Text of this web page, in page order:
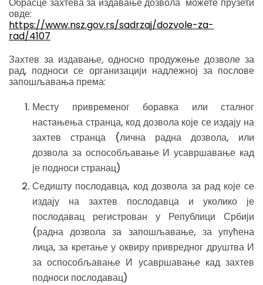
овде:
https://www.nsz.gov.rs/sadrzaj/dozvole-za-
rad/4107
Захтев за издавање, односно продужење дозволе за
рад, подноси се организацији надлежној за послове
запошљавања према:
Месту привременог боравка или сталног
настањења странца, код дозвола које се издају на
захтев странца (лична радна дозвола, или
дозвола за оспособљавање И усавршавање кад
је подноси странац)
Седишту послодавца, код дозвола за рад које се
издају на захтев послодавца и уколико је
послодавац регистрован у Републици Србији
(радна дозвола за запошљавање, за упућена
лица, за кретање у оквиру привредног друштва И
за оспособљавање И усавршавање кад захтев
подноси послодавац)